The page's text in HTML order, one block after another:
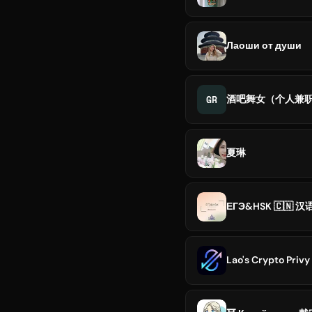
Лаоши от души
GR 酒吧舞女（个人兼
夏琳
ЕГЭ&HSK 🇨🇳 汉
Lao's Crypto Privy